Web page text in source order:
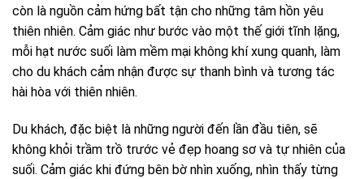
còn là nguồn cảm hứng bất tận cho những tâm hồn yêu
thiên nhiên. Cảm giác như bước vào một thế giới tĩnh lặng,
mỗi hạt nước suối làm mềm mại không khí xung quanh, làm
cho du khách cảm nhận được sự thanh bình và tương tác
hài hòa với thiên nhiên.
Du khách, đặc biệt là những người đến lần đầu tiên, sẽ
không khỏi trầm trồ trước vẻ đẹp hoang sơ và tự nhiên của
suối. Cảm giác khi đứng bên bờ nhìn xuống, nhìn thấy từng